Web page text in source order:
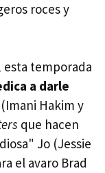
roces y
temporada
a darle
Hakim y
que hacen
Jo (Jessie
el avaro Brad